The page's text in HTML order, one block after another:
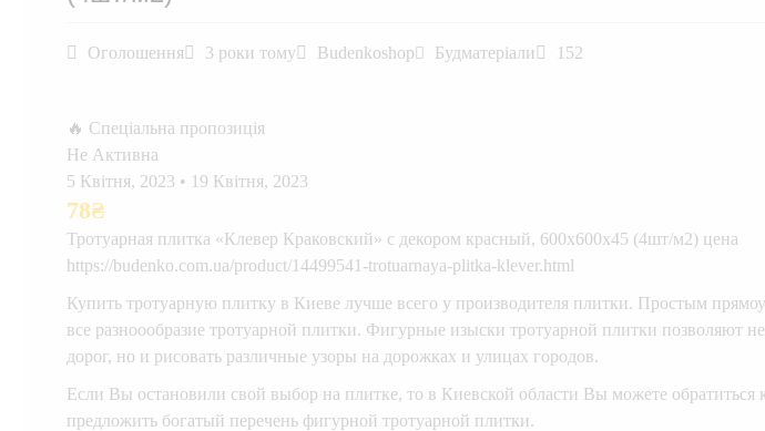
Оголошення 3 роки тому Budenkoshop Будматеріали 152
🔥 Спеціальна пропозиція
Не Активна
5 Квітня, 2023 • 19 Квітня, 2023
78₴
Тротуарная плитка «Клевер Краковский» с декором красный, 600х600х45 (4шт/м2) цена
https://budenko.com.ua/product/14499541-trotuarnaya-plitka-klever.html
Купить тротуарную плитку в Киеве лучше всего у производителя плитки. Простым
все разноообразие тротуарной плитки. Фигурные изыски тротуарной плитки позволяют
дорог, но и рисовать различные узоры на дорожках и улицах городов.
Если Вы остановили свой выбор на плитке, то в Киевской области Вы можете
предложить богатый перечень фигурной тротуарной плитки.